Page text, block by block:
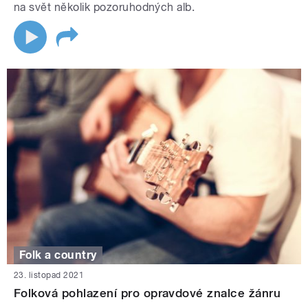
na svět několik pozoruhodných alb.
Folk a country
23. listopad 2021
Folková pohlazení pro opravdové znalce žánru